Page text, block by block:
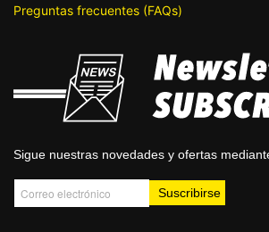
Preguntas frecuentes (FAQs)
Sigue nuestras novedades y ofertas